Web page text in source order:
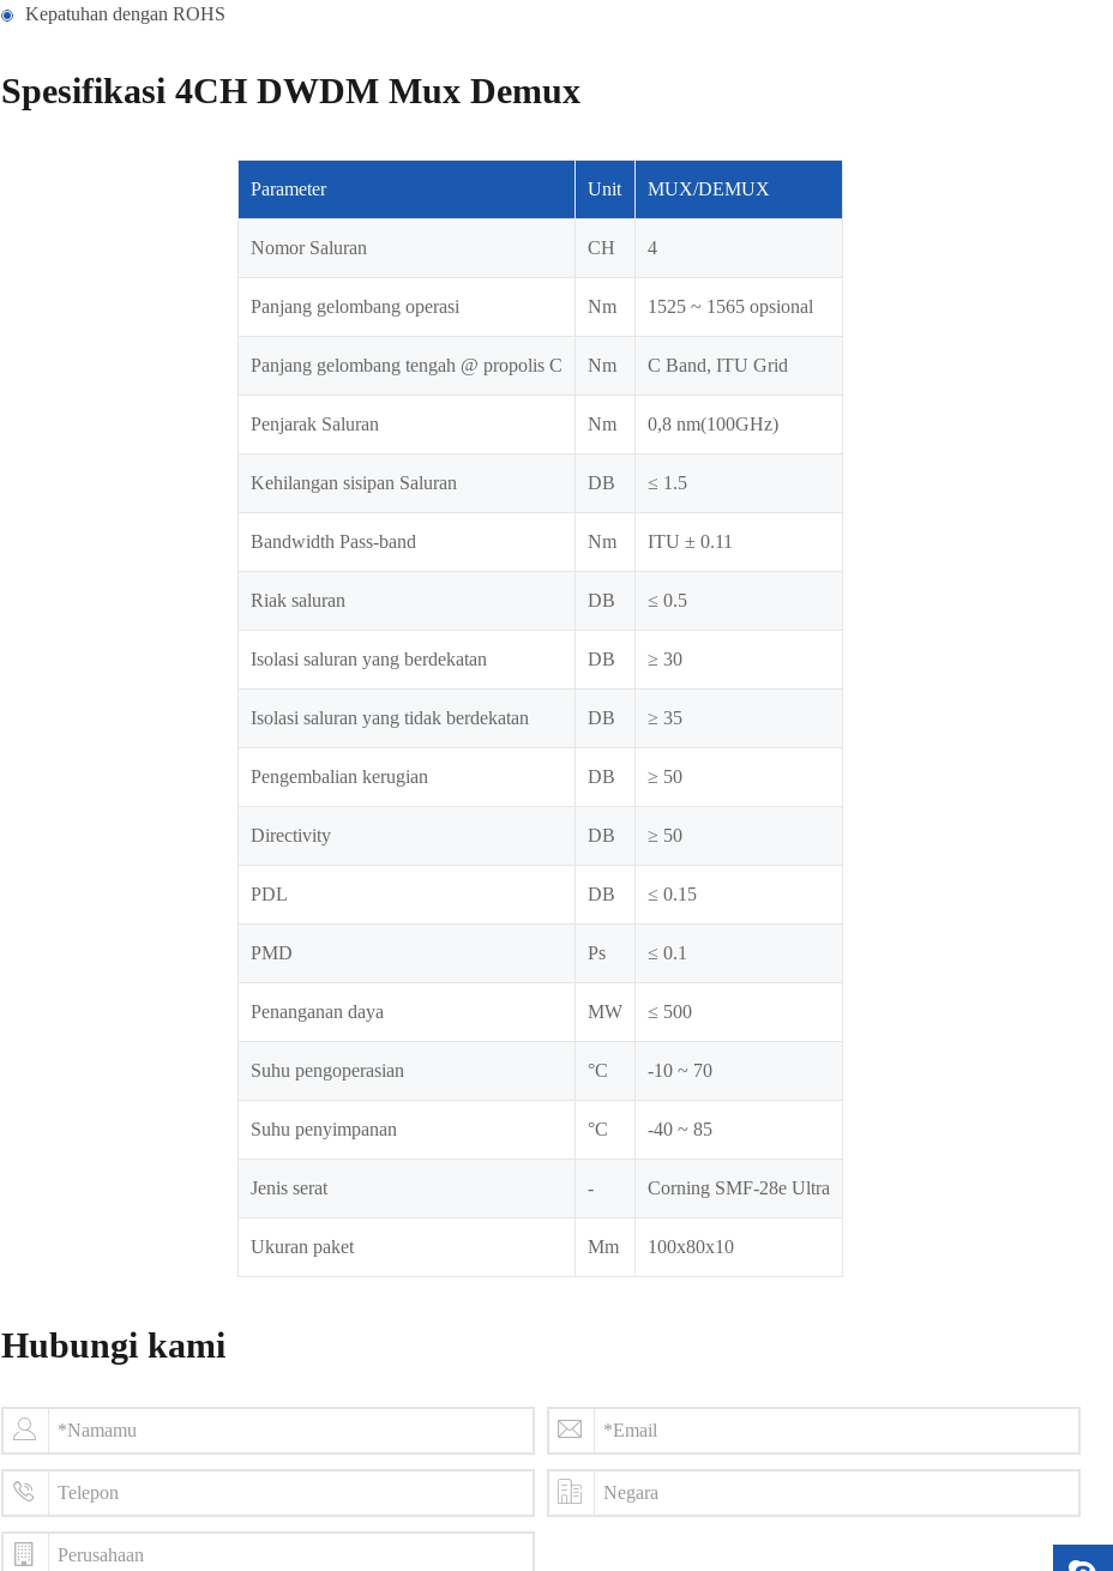
Kepatuhan dengan ROHS
Spesifikasi 4CH DWDM Mux Demux
Parameter Unit MUX/DEMUX
Nomor Saluran CH 4
Panjang gelombang operasi Nm 1525 ~ 1565 opsional
Panjang gelombang tengah @ propolis C Nm C Band, ITU Grid
Penjarak Saluran Nm 0,8 nm(100GHz)
Kehilangan sisipan Saluran DB ≤ 1.5
Bandwidth Pass-band Nm ITU ± 0.11
Riak saluran DB ≤ 0.5
Isolasi saluran yang berdekatan DB ≥ 30
Isolasi saluran yang tidak berdekatan DB ≥ 35
Pengembalian kerugian DB ≥ 50
Directivity DB ≥ 50
PDL DB ≤ 0.15
PMD Ps ≤ 0.1
Penanganan daya MW ≤ 500
Suhu pengoperasian °C -10 ~ 70
Suhu penyimpanan °C -40 ~ 85
Jenis serat - Corning SMF-28e Ultra
Ukuran paket Mm 100x80x10
Hubungi kami